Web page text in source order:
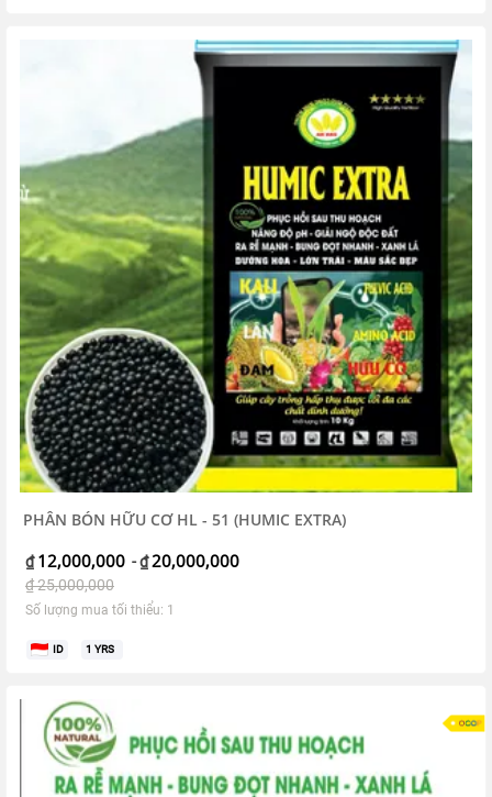
PHÂN BÓN HỮU CƠ HL - 51 (HUMIC EXTRA)
₫ 12,000,000 -₫20,000,000
₫25,000,000
Số lượng mua tối thiểu: 1
ID 1 YRS